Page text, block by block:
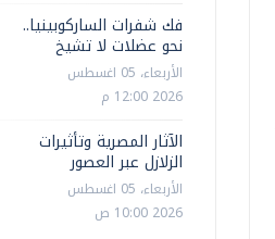
فك شفرات الساركوبينيا..
نحو عضلات لا تشيخ
الأربعاء، 05 اغسطس
2026 12:00 م
الآثار المصرية وتأثيرات
الزلازل عبر العصور
الأربعاء، 05 اغسطس
2026 10:00 ص